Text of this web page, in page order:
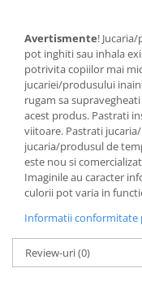
Avertismente!
pot inghiti sau inhala
potrivita copiilor mai
jucariei/produsului
rugam sa
acest produs. Pastrati
viitoare. Pastrati
jucaria/produsul de
este nou si
Imaginile au caracter
culorii pot varia in
Informatii conformitate
Review-uri(0)